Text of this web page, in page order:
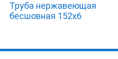
Труба нержавеющая
бесшовная 152х6